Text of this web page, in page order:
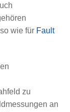
wie für Fault
zu
an